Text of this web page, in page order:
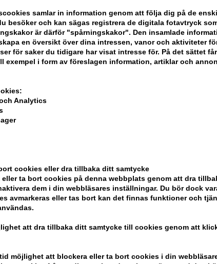
samlar in information genom att följa dig på de
besöker och kan sägas registrera de digitala fotavtryck
är därför "spårningskakor". Den insamlade
en översikt över dina intressen, vanor och aktiviteter
för saker du tidigare har visat intresse för. På det sättet
exempel i form av föreslagen information, artiklar och
Analytics
cookies eller dra tillbaka ditt samtycke
eller ta bort cookies på denna webbplats genom att dra
dem i din webbläsares inställningar. Du bör dock
avmarkeras eller tas bort kan det finnas funktioner och
att dra tillbaka ditt samtycke till cookies genom att
möjlighet att blockera eller ta bort cookies i din
din beställning